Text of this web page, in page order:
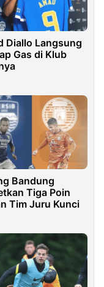
Diallo Langsung
Gas di Klub
Bandung
Tiga Poin
Tim Juru Kunci